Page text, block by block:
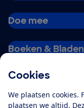
Cookies
We plaatsen cookies.
plaatsen we altijd.
Doe mee
Boeken & Bladen